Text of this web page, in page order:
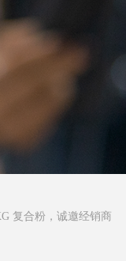
复合粉，诚邀经销商